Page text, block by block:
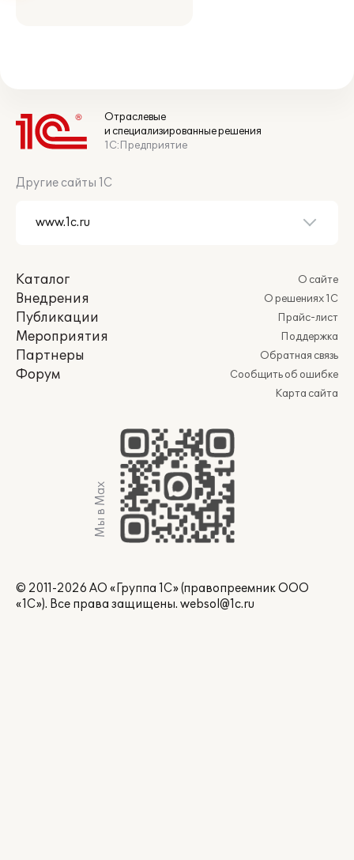
Отраслевые
и специализированные решения
1С:Предприятие
Другие сайты 1С
Каталог
Внедрения
Публикации
Мероприятия
Партнеры
Форум
О сайте
О решениях 1С
Прайс-лист
Поддержка
Обратная связь
Сообщить об ошибке
Карта сайта
Мы в Max
© 2011-2026 АО «Группа 1С» (правопреемник ООО
«1С»). Все права защищены. websol@1c.ru